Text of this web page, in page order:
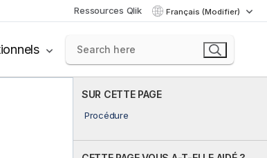
Ressources Qlik Français (Modifier)
SUR CETTE PAGE
Procédure